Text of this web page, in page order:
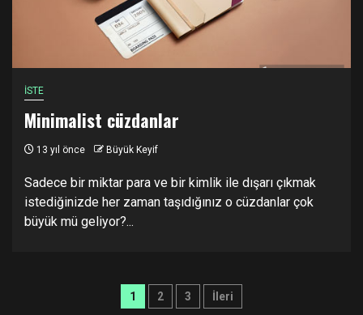
İSTE
Minimalist cüzdanlar
13 yıl önce Büyük Keyif
Sadece bir miktar para ve bir kimlik ile dışarı çıkmak
istediğinizde her zaman taşıdığınız o cüzdanlar çok
büyük mü geliyor?...
Yazı
1 2 3 İleri